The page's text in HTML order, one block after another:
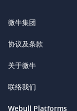
微牛集团
Webull Financial LLC
Webull Securities
协议及条款
Legal and Disclosures
关于微牛
投资者关系
联络我们
support@webull.ca
Webull Platforms